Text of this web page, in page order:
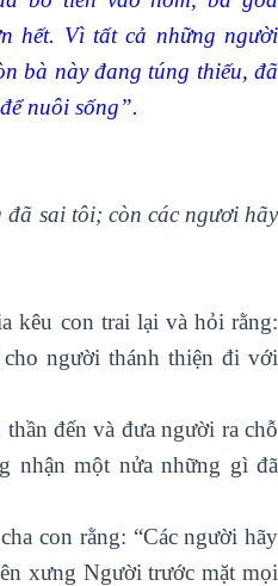
hết. Vì tất cả những người
bà này đang túng thiếu, đã
nuôi sống”.
sai tôi; còn các ngươi hãy
kêu con trai lại và hỏi rằng:
người thánh thiện đi với
đến và đưa người ra chỗ
nhận một nửa những gì đã
con rằng: “Các người hãy
xưng Người trước mặt mọi